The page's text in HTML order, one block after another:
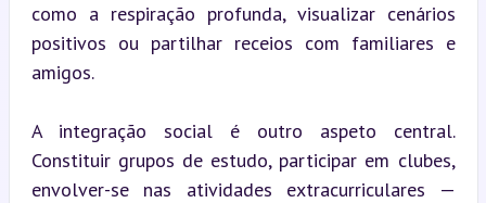
como a respiração profunda, visualizar cenários
positivos ou partilhar receios com familiares e
amigos.
A integração social é outro aspeto central.
Constituir grupos de estudo, participar em clubes,
envolver-se nas atividades extracurriculares —